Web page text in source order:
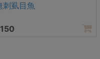
刺虱目魚